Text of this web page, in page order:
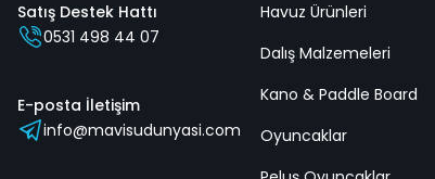
3+ Yaş Pro Scooter Sarı Işıklı 50 Kg Taşıma Kapasiteli
%50
3.658,00 TL
Satış Destek Hattı
0531 498 44 07
E-posta İletişim
info@mavisudunyasi.com
Havuz Ürünleri
Dalış Malzemeleri
Kano & Paddle Board
Oyuncaklar